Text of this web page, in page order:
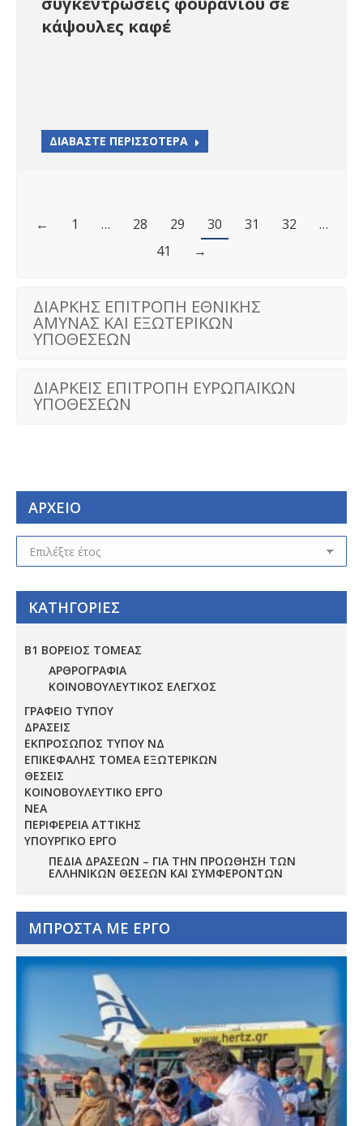
κάψουλες καφέ
ΔΙΑΒΑΣΤΕ ΠΕΡΙΣΣΟΤΕΡΑ
← 1 … 28 29 30 31 32
…
41
→
ΔΙΑΡΚΗΣ ΕΠΙΤΡΟΠΗ ΕΘΝΙΚΗΣ
ΑΜΥΝΑΣ ΚΑΙ ΕΞΩΤΕΡΙΚΩΝ
ΥΠΟΘΕΣΕΩΝ
ΔΙΑΡΚΕΙΣ ΕΠΙΤΡΟΠΗ ΕΥΡΩΠΑΪΚΩΝ
ΥΠΟΘΕΣΕΩΝ
ΑΡΧΕΙΟ
ΑΡΧΕΙΟ
ΚΑΤΗΓΟΡΙΕΣ
Β1 ΒΟΡΕΙΟΣ ΤΟΜΕΑΣ
ΑΡΘΡΟΓΡΑΦΙΑ
ΚΟΙΝΟΒΟΥΛΕΥΤΙΚΟΣ ΕΛΕΓΧΟΣ
ΓΡΑΦΕΙΟ ΤΥΠΟΥ
ΔΡΑΣΕΙΣ
ΕΚΠΡΟΣΩΠΟΣ ΤΥΠΟΥ ΝΔ
ΕΠΙΚΕΦΑΛΗΣ ΤΟΜΕΑ ΕΞΩΤΕΡΙΚΩΝ
ΘΕΣΕΙΣ
ΚΟΙΝΟΒΟΥΛΕΥΤΙΚΟ ΕΡΓΟ
ΝΕΑ
ΠΕΡΙΦΕΡΕΙΑ ΑΤΤΙΚΗΣ
ΥΠΟΥΡΓΙΚΟ ΕΡΓΟ
ΠΕΔΊΑ ΔΡΆΣΕΩΝ – ΓΙΑ ΤΗΝ ΠΡΟΏΘΗΣΗ ΤΩΝ
ΕΛΛΗΝΙΚΏΝ ΘΈΣΕΩΝ ΚΑΙ ΣΥΜΦΕΡΌΝΤΩΝ
ΜΠΡΟΣΤΑ ΜΕ ΕΡΓΟ